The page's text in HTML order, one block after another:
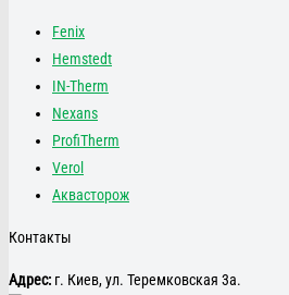
Fenix
Hemstedt
IN-Therm
Nexans
ProfiTherm
Verol
Аквасторож
Контакты
Адрес: г. Киев, ул. Теремковская 3а.